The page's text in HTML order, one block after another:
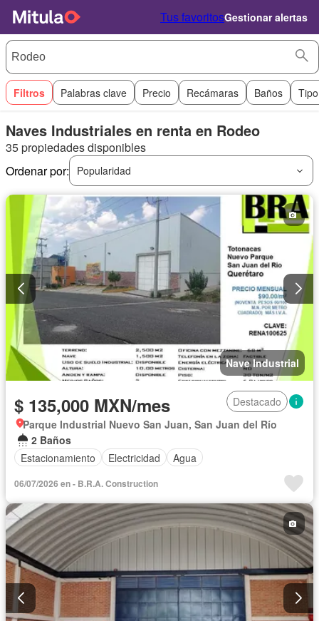
Tus favoritosGestionar alertas
Filtros Palabras clave Precio Recámaras Baños
Naves Industriales en renta en Rodeo
35 propiedades disponibles
Ordenar por:
Popularidad
Nave Industrial
$ 135,000 MXN/mes
Destacado
Parque Industrial Nuevo San Juan, San Juan del Río
2 Baños
Estacionamiento
Electricidad Agua
06/07/2026 en - B.R.A. Construction